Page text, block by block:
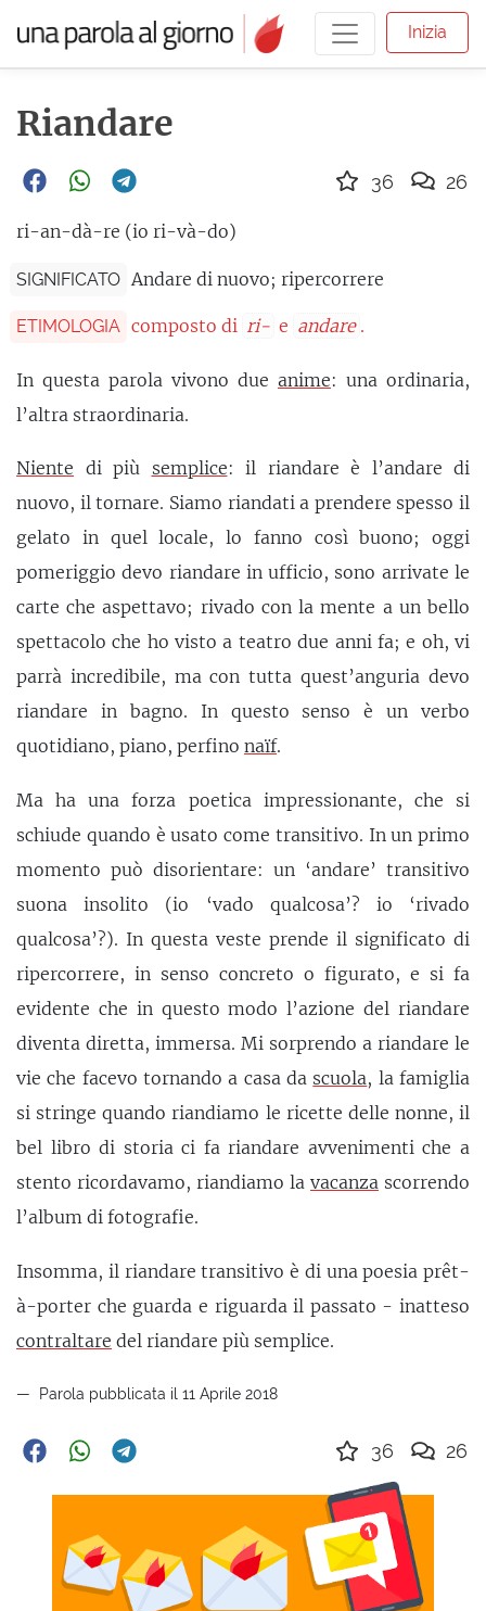
Inizia
Riandare
ri-an-dà-re (io ri-và-do)
SIGNIFICATO Andare di nuovo; ripercorrere
ETIMOLOGIA composto di ri- e andare .
In questa parola vivono due anime: una ordinaria,
l’altra straordinaria.
Niente di più semplice: il riandare è l’andare di
nuovo, il tornare. Siamo riandati a prendere spesso il
gelato in quel locale, lo fanno così buono; oggi
pomeriggio devo riandare in ufficio, sono arrivate le
carte che aspettavo; rivado con la mente a un bello
spettacolo che ho visto a teatro due anni fa; e oh, vi
parrà incredibile, ma con tutta quest’anguria devo
riandare in bagno. In questo senso è un verbo
quotidiano, piano, perfino naïf.
Ma ha una forza poetica impressionante, che si
schiude quando è usato come transitivo. In un primo
momento può disorientare: un ‘andare’ transitivo
suona insolito (io ‘vado qualcosa’? io ‘rivado
qualcosa’?). In questa veste prende il significato di
ripercorrere, in senso concreto o figurato, e si fa
evidente che in questo modo l’azione del riandare
diventa diretta, immersa. Mi sorprendo a riandare le
vie che facevo tornando a casa da scuola, la famiglia
si stringe quando riandiamo le ricette delle nonne, il
bel libro di storia ci fa riandare avvenimenti che a
stento ricordavamo, riandiamo la vacanza scorrendo
l’album di fotografie.
Insomma, il riandare transitivo è di una poesia prêt-
à-porter che guarda e riguarda il passato - inatteso
contraltare del riandare più semplice.
Parola pubblicata il 11 Aprile 2018
36 26
36 26